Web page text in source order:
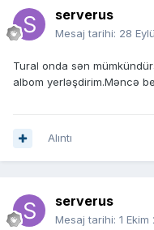
serverus
Mesaj tarihi: 28
Tural onda sən
albom yerləşdirim.Məncə
Alıntı
serverus
Mesaj tarihi: 1 Ekim